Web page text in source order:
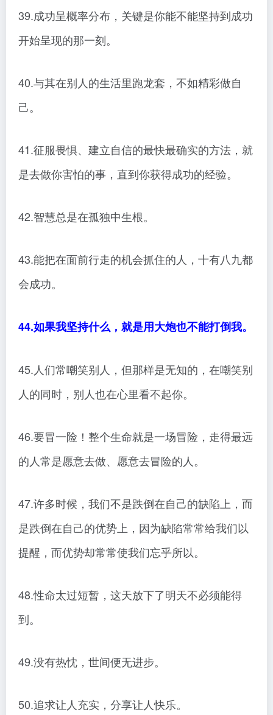
39.成功呈概率分布，关键是你能不能坚持到成功
开始呈现的那一刻。
40.与其在别人的生活里跑龙套，不如精彩做自
己。
41.征服畏惧、建立自信的最快最确实的方法，就
是去做你害怕的事，直到你获得成功的经验。
42.智慧总是在孤独中生根。
43.能把在面前行走的机会抓住的人，十有八九都
会成功。
44.如果我坚持什么，就是用大炮也不能打倒我。
45.人们常嘲笑别人，但那样是无知的，在嘲笑别
人的同时，别人也在心里看不起你。
46.要冒一险！整个生命就是一场冒险，走得最远
的人常是愿意去做、愿意去冒险的人。
47.许多时候，我们不是跌倒在自己的缺陷上，而
是跌倒在自己的优势上，因为缺陷常常给我们以
提醒，而优势却常常使我们忘乎所以。
48.性命太过短暂，这天放下了明天不必须能得
到。
49.没有热忱，世间便无进步。
50.追求让人充实，分享让人快乐。